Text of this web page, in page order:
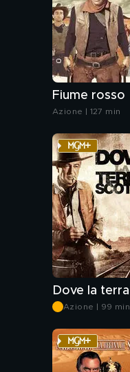
Fiume rosso
Azione | 127 min
Azione | 99 min